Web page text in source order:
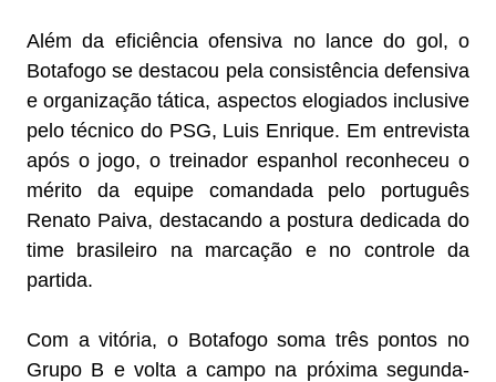
Além da eficiência ofensiva no lance do gol, o
Botafogo se destacou pela consistência defensiva
e organização tática, aspectos elogiados inclusive
pelo técnico do PSG, Luis Enrique. Em entrevista
após o jogo, o treinador espanhol reconheceu o
mérito da equipe comandada pelo português
Renato Paiva, destacando a postura dedicada do
time brasileiro na marcação e no controle da
partida.
Com a vitória, o Botafogo soma três pontos no
Grupo B e volta a campo na próxima segunda-